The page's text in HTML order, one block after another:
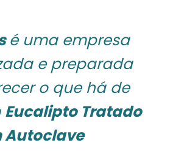
é uma empresa
e preparada
o que há de
Eucalipto Tratado
Autoclave